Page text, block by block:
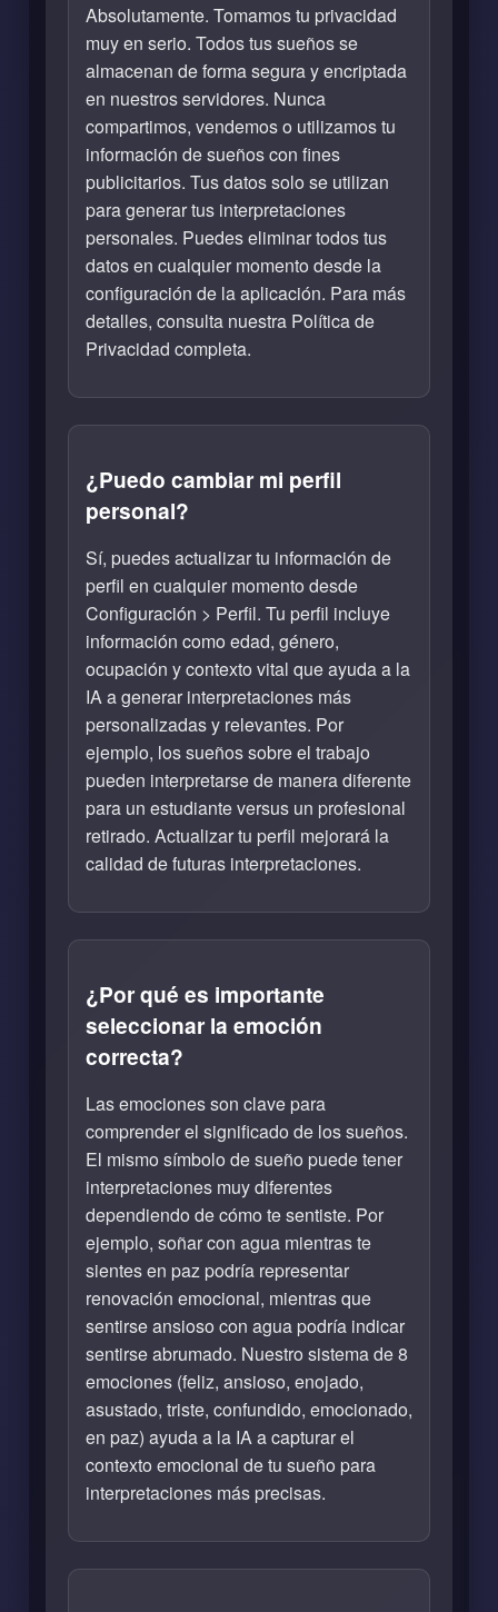
Absolutamente. Tomamos tu privacidad
muy en serio. Todos tus sueños se
almacenan de forma segura y encriptada
en nuestros servidores. Nunca
compartimos, vendemos o utilizamos tu
información de sueños con fines
publicitarios. Tus datos solo se utilizan
para generar tus interpretaciones
personales. Puedes eliminar todos tus
datos en cualquier momento desde la
configuración de la aplicación. Para más
detalles, consulta nuestra Política de
Privacidad completa.
¿Puedo cambiar mi perfil
personal?
Sí, puedes actualizar tu información de
perfil en cualquier momento desde
Configuración > Perfil. Tu perfil incluye
información como edad, género,
ocupación y contexto vital que ayuda a la
IA a generar interpretaciones más
personalizadas y relevantes. Por
ejemplo, los sueños sobre el trabajo
pueden interpretarse de manera diferente
para un estudiante versus un profesional
retirado. Actualizar tu perfil mejorará la
calidad de futuras interpretaciones.
¿Por qué es importante
seleccionar la emoción
correcta?
Las emociones son clave para
comprender el significado de los sueños.
El mismo símbolo de sueño puede tener
interpretaciones muy diferentes
dependiendo de cómo te sentiste. Por
ejemplo, soñar con agua mientras te
sientes en paz podría representar
renovación emocional, mientras que
sentirse ansioso con agua podría indicar
sentirse abrumado. Nuestro sistema de 8
emociones (feliz, ansioso, enojado,
asustado, triste, confundido, emocionado,
en paz) ayuda a la IA a capturar el
contexto emocional de tu sueño para
interpretaciones más precisas.